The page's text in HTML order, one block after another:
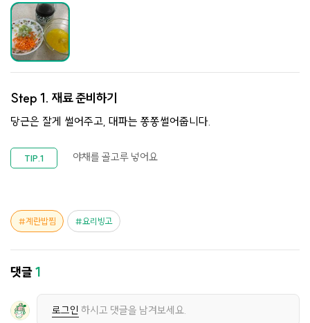
Step 1. 재료 준비하기
당근은 잘게 썰어주고, 대파는 쫑쫑썰어줍니다.
야채를 골고루 넣어요
계란밥찜 요리빙고
댓글1
로그인 하시고 댓글을 남겨보세요.